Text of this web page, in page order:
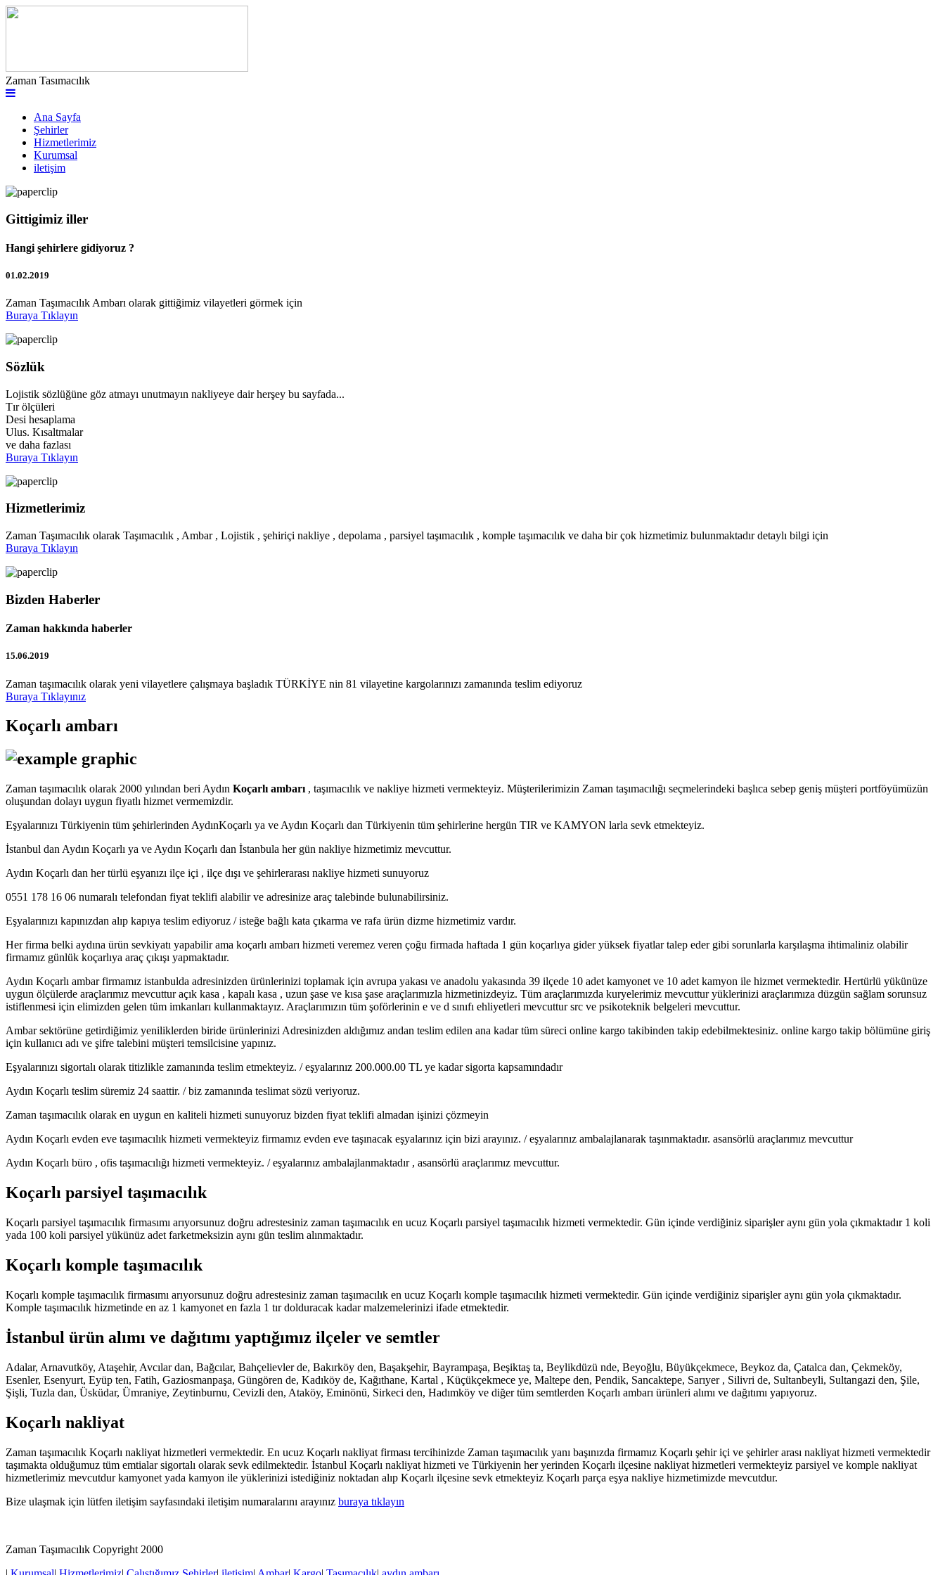
Zaman Tasımacılık
Ana Sayfa
Şehirler
Hizmetlerimiz
Kurumsal
iletişim
Gittigimiz iller
Hangi şehirlere gidiyoruz ?
01.02.2019
Zaman Taşımacılık Ambarı olarak gittiğimiz vilayetleri görmek için
Buraya Tıklayın
Sözlük
Lojistik sözlüğüne göz atmayı unutmayın nakliyeye dair herşey bu sayfada...
Tır ölçüleri
Desi hesaplama
Ulus. Kısaltmalar
ve daha fazlası
Buraya Tıklayın
Hizmetlerimiz
Zaman Taşımacılık olarak Taşımacılık , Ambar , Lojistik , şehiriçi nakliye , depolama , parsiyel taşımacılık , komple taşımacılık ve daha bir çok hizmetimiz bulunmaktadır detaylı bilgi için
Buraya Tıklayın
Bizden Haberler
Zaman hakkında haberler
15.06.2019
Zaman taşımacılık olarak yeni vilayetlere çalışmaya başladık TÜRKİYE nin 81 vilayetine kargolarınızı zamanında teslim ediyoruz
Buraya Tıklayınız
Koçarlı ambarı
Zaman taşımacılık olarak 2000 yılından beri Aydın Koçarlı ambarı , taşımacılık ve nakliye hizmeti vermekteyiz. Müşterilerimizin Zaman taşımacılığı seçmelerindeki başlıca sebep geniş müşteri portföyümüzün
oluşundan dolayı uygun fiyatlı hizmet vermemizdir.
Eşyalarınızı Türkiyenin tüm şehirlerinden AydınKoçarlı ya ve Aydın Koçarlı dan Türkiyenin tüm şehirlerine hergün TIR ve KAMYON larla sevk etmekteyiz.
İstanbul dan Aydın Koçarlı ya ve Aydın Koçarlı dan İstanbula her gün nakliye hizmetimiz mevcuttur.
Aydın Koçarlı dan her türlü eşyanızı ilçe içi , ilçe dışı ve şehirlerarası nakliye hizmeti sunuyoruz
0551 178 16 06 numaralı telefondan fiyat teklifi alabilir ve adresinize araç talebinde bulunabilirsiniz.
Eşyalarınızı kapınızdan alıp kapıya teslim ediyoruz / isteğe bağlı kata çıkarma ve rafa ürün dizme hizmetimiz vardır.
Her firma belki aydına ürün sevkiyatı yapabilir ama koçarlı ambarı hizmeti veremez veren çoğu firmada haftada 1 gün koçarlıya gider yüksek fiyatlar talep eder gibi sorunlarla karşılaşma ihtimaliniz olabilir
firmamız günlük koçarlıya araç çıkışı yapmaktadır.
Aydın Koçarlı ambar firmamız istanbulda adresinizden ürünlerinizi toplamak için avrupa yakası ve anadolu yakasında 39 ilçede 10 adet kamyonet ve 10 adet kamyon ile hizmet vermektedir. Hertürlü yükünüze
uygun ölçülerde araçlarımız mevcuttur açık kasa , kapalı kasa , uzun şase ve kısa şase araçlarımızla hizmetinizdeyiz. Tüm araçlarımızda kuryelerimiz mevcuttur yüklerinizi araçlarımıza düzgün sağlam sorunsuz
istiflenmesi için elimizden gelen tüm imkanları kullanmaktayız. Araçlarımızın tüm şoförlerinin e ve d sınıfı ehliyetleri mevcuttur src ve psikoteknik belgeleri mevcuttur.
Ambar sektörüne getirdiğimiz yeniliklerden biride ürünlerinizi Adresinizden aldığımız andan teslim edilen ana kadar tüm süreci online kargo takibinden takip edebilmektesiniz. online kargo takip bölümüne giriş
için kullanıcı adı ve şifre talebini müşteri temsilcisine yapınız.
Eşyalarınızı sigortalı olarak titizlikle zamanında teslim etmekteyiz. / eşyalarınız 200.000.00 TL ye kadar sigorta kapsamındadır
Aydın Koçarlı teslim süremiz 24 saattir. / biz zamanında teslimat sözü veriyoruz.
Zaman taşımacılık olarak en uygun en kaliteli hizmeti sunuyoruz bizden fiyat teklifi almadan işinizi çözmeyin
Aydın Koçarlı evden eve taşımacılık hizmeti vermekteyiz firmamız evden eve taşınacak eşyalarınız için bizi arayınız. / eşyalarınız ambalajlanarak taşınmaktadır. asansörlü araçlarımız mevcuttur
Aydın Koçarlı büro , ofis taşımacılığı hizmeti vermekteyiz. / eşyalarınız ambalajlanmaktadır , asansörlü araçlarımız mevcuttur.
Koçarlı parsiyel taşımacılık
Koçarlı parsiyel taşımacılık firmasımı arıyorsunuz doğru adrestesiniz zaman taşımacılık en ucuz Koçarlı parsiyel taşımacılık hizmeti vermektedir. Gün içinde verdiğiniz siparişler aynı gün yola çıkmaktadır 1 koli
yada 100 koli parsiyel yükünüz adet farketmeksizin aynı gün teslim alınmaktadır.
Koçarlı komple taşımacılık
Koçarlı komple taşımacılık firmasımı arıyorsunuz doğru adrestesiniz zaman taşımacılık en ucuz Koçarlı komple taşımacılık hizmeti vermektedir. Gün içinde verdiğiniz siparişler aynı gün yola çıkmaktadır.
Komple taşımacılık hizmetinde en az 1 kamyonet en fazla 1 tır dolduracak kadar malzemelerinizi ifade etmektedir.
İstanbul ürün alımı ve dağıtımı yaptığımız ilçeler ve semtler
Adalar, Arnavutköy, Ataşehir, Avcılar dan, Bağcılar, Bahçelievler de, Bakırköy den, Başakşehir, Bayrampaşa, Beşiktaş ta, Beylikdüzü nde, Beyoğlu, Büyükçekmece, Beykoz da, Çatalca dan, Çekmeköy,
Esenler, Esenyurt, Eyüp ten, Fatih, Gaziosmanpaşa, Güngören de, Kadıköy de, Kağıthane, Kartal , Küçükçekmece ye, Maltepe den, Pendik, Sancaktepe, Sarıyer , Silivri de, Sultanbeyli, Sultangazi den, Şile,
Şişli, Tuzla dan, Üsküdar, Ümraniye, Zeytinburnu, Cevizli den, Ataköy, Eminönü, Sirkeci den, Hadımköy ve diğer tüm semtlerden Koçarlı ambarı ürünleri alımı ve dağıtımı yapıyoruz.
Koçarlı nakliyat
Zaman taşımacılık Koçarlı nakliyat hizmetleri vermektedir. En ucuz Koçarlı nakliyat firması tercihinizde Zaman taşımacılık yanı başınızda firmamız Koçarlı şehir içi ve şehirler arası nakliyat hizmeti vermektedir
taşımakta olduğumuz tüm emtialar sigortalı olarak sevk edilmektedir. İstanbul Koçarlı nakliyat hizmeti ve Türkiyenin her yerinden Koçarlı ilçesine nakliyat hizmetleri vermekteyiz parsiyel ve komple nakliyat
hizmetlerimiz mevcutdur kamyonet yada kamyon ile yüklerinizi istediğiniz noktadan alıp Koçarlı ilçesine sevk etmekteyiz Koçarlı parça eşya nakliye hizmetimizde mevcutdur.
Bize ulaşmak için lütfen iletişim sayfasındaki iletişim numaralarını arayınız buraya tıklayın
Zaman Taşımacılık Copyright 2000